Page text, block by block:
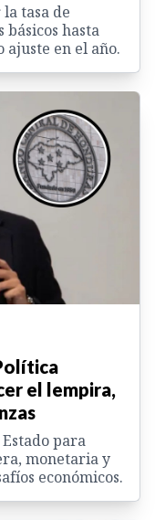
tasa de
hasta
ajuste en el año.
el lempira,
para
monetaria y
económicos.